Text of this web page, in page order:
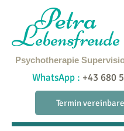
Petra
Lebensfreude
Psychotherapie
WhatsApp : +43 680
Termin